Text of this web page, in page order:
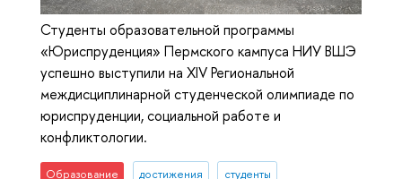
Студенты образовательной программы
«Юриспруденция» Пермского кампуса НИУ ВШЭ
успешно выступили на XIV Региональной
междисциплинарной студенческой олимпиаде по
юриспруденции, социальной работе и
конфликтологии.
Образование достижения студенты